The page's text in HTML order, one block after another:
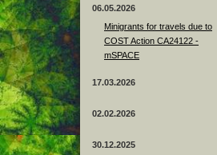
06.05.2026
Minigrants for travels due to
COST Action CA24122 -
mSPACE
17.03.2026
02.02.2026
30.12.2025